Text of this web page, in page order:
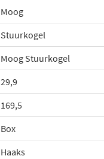
Moog
Stuurkogel
Moog Stuurkogel
29,9
169,5
Box
Haaks